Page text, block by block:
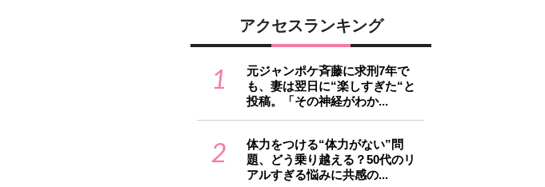
アクセスランキング
1
元ジャンポケ斉藤に求刑7年で
も、妻は翌日に“楽しすぎた“と
投稿。「その神経がわか...
2
体力をつける“体力がない”問
題、どう乗り越える？50代のリ
アルすぎる悩みに共感の...